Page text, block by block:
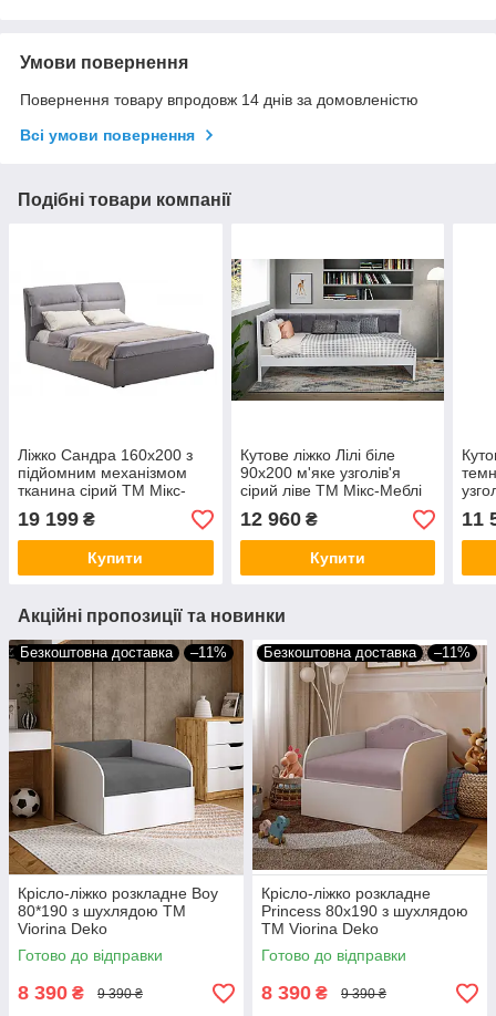
Умови повернення
Повернення товару впродовж 14 днів за домовленістю
Всі умови повернення
Подібні товари компанії
Ліжко Сандра 160х200 з
підйомним механізмом
тканина сірий ТМ Мікс-
Меблі
19 199 ₴
Купити
Кутове ліжко Лілі біле
90х200 м'яке узголів'я
сірий ліве TM Мікс-Меблі
12 960₴
Купити
11
Акційні пропозиції та новинки
Безкоштовна доставка –11%
Крісло-ліжко розкладне Boy
80*190 з шухлядою ТМ
Viorina Deko
Готово до відправки
8 390 ₴ 9 390 ₴
Безкоштовна доставка –11%
Крісло-ліжко розкладне
Princess 80x190 з шухлядою
ТМ Viorina Deko
Готово до відправки
8 390 ₴ 9 390 ₴